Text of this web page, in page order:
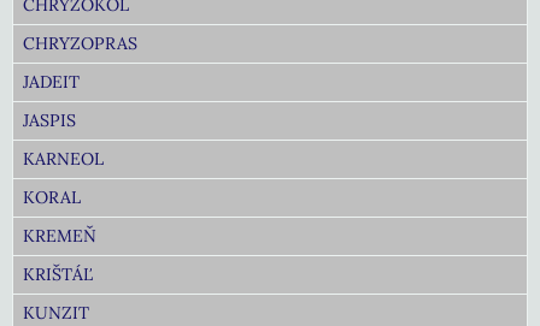
CHRYZOKOL
CHRYZOPRAS
JADEIT
JASPIS
KARNEOL
KORAL
KREMEŇ
KRIŠTÁĽ
KUNZIT